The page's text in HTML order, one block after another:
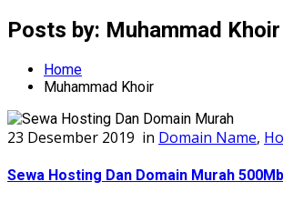
Posts by: Muhammad Khoir
Home
Muhammad Khoir
23 Desember 2019 in Domain Name,
Sewa Hosting Dan Domain Murah